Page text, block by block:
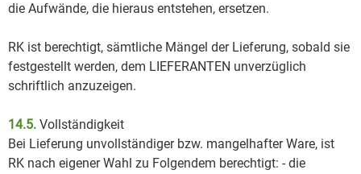
die Aufwände, die hieraus entstehen, ersetzen.
RK ist berechtigt, sämtliche Mängel der Lieferung, sobald sie
festgestellt werden, dem LIEFERANTEN unverzüglich
schriftlich anzuzeigen.
14.5. Vollständigkeit
Bei Lieferung unvollständiger bzw. mangelhafter Ware, ist
RK nach eigener Wahl zu Folgendem berechtigt: - die